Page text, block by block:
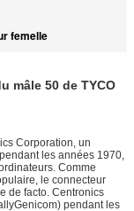
femelle
mâle 50 de TYCO
Corporation, un
les années 1970,
Comme
le connecteur
de facto. Centronics
pendant les